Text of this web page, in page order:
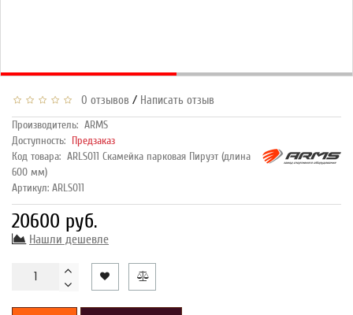
0 отзывов / Написать отзыв
Производитель: ARMS
Доступность: Предзаказ
Код товара: ARLS011 Скамейка парковая Пируэт (длина
600 мм)
Артикул: ARLS011
20600 руб.
Нашли дешевле